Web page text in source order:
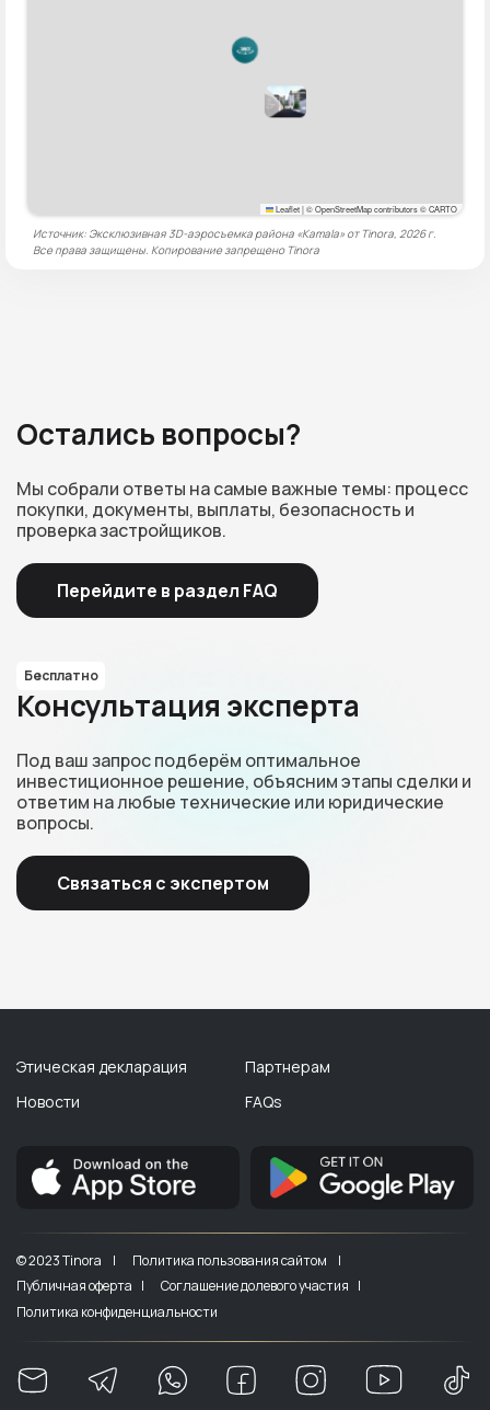
Leaflet|© OpenStreetMap contributors © CARTO
Источник: Эксклюзивная 3D-аэросъемка района «Kamala» от Tinora, 2026 г.
Все права защищены. Копирование запрещено Tinora
Остались вопросы?
Мы собрали ответы на самые важные темы: процесс
покупки, документы, выплаты, безопасность и
проверка застройщиков.
Перейдите в раздел FAQ
Бесплатно
Консультация эксперта
Под ваш запрос подберём оптимальное
инвестиционное решение, объясним этапы сделки и
ответим на любые технические или юридические
вопросы.
Связаться с экспертом
Этическая декларация
Новости
Партнерам
FAQs
© 2023 Tinora |
Политика пользования сайтом |
Публичная оферта |
Соглашение долевого участия |
Политика конфиденциальности